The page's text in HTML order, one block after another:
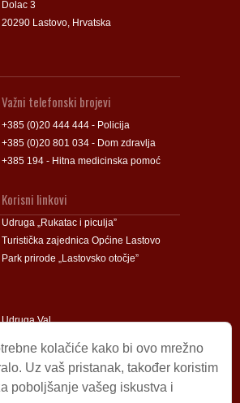
Dolac 3
20290 Lastovo, Hrvatska
Važni telefonski brojevi
+385 (0)20 444 444 - Policija
+385 (0)20 801 034 - Dom zdravlja
+385 194 - Hitna medicinska pomoć
Korisni linkovi
Udruga „Rukatac i piculja”
Turistička zajednica Općine Lastovo
Park prirode „Lastovsko otočje”
Udruga Val
Impressum
kolačiće kako bi ovo mrežno
Uz vaš pristanak, također koristim
poboljšanje vašeg iskustva i